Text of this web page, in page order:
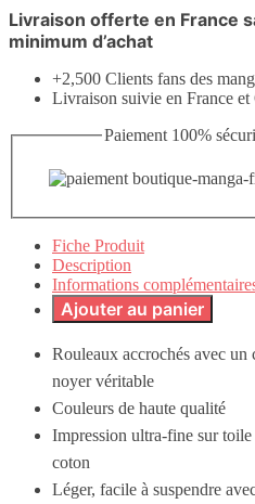
Livraison offerte en France
minimum d’achat
+2,500 Clients fans des
Livraison suivie en France et
Paiement 100%
Fiche Produit
Description
Informations
Ajouter au panier
Rouleaux accrochés avec un
noyer véritable
Couleurs de haute qualité
Impression ultra-fine sur toile
coton
Léger, facile à suspendre